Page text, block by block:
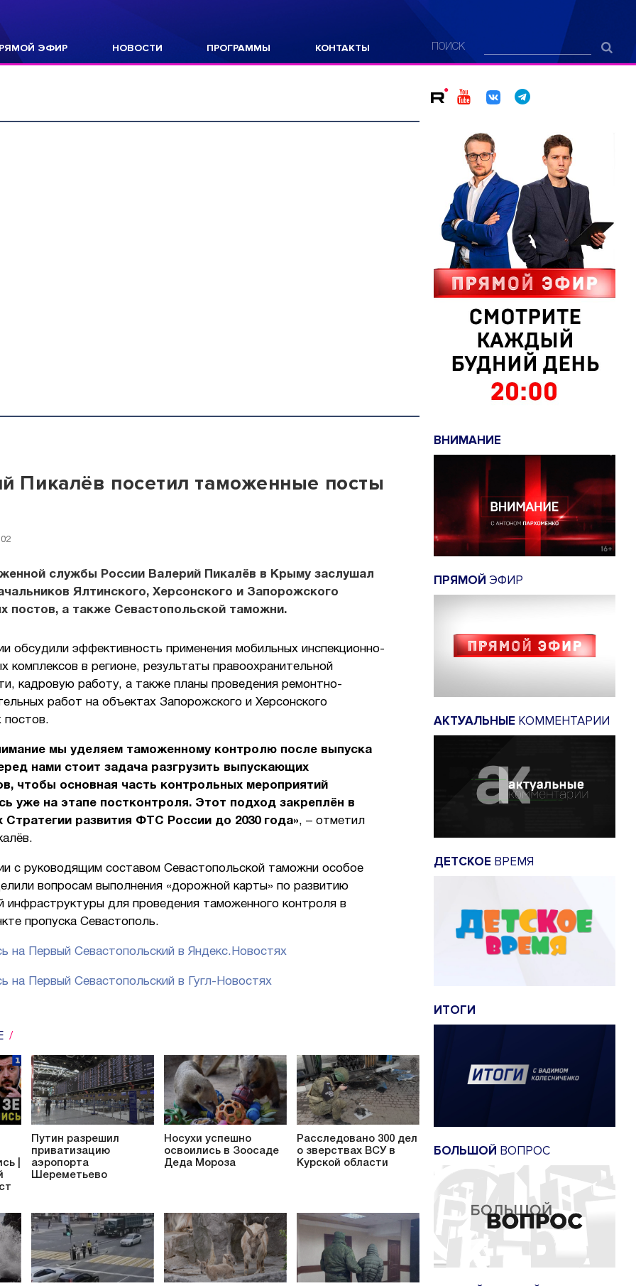
ЭФИР НОВОСТИ ПРОГРАММЫ КОНТАКТЫ ПОИСК
Пикалёв посетил таможенные посты
службы России Валерий Пикалёв в Крыму заслушал
Ялтинского, Херсонского и Запорожского
постов, а также Севастопольской таможни.
обсудили эффективность применения мобильных инспекционно-
комплексов в регионе, результаты правоохранительной
кадровую работу, а также планы проведения ремонтно-
работ на объектах Запорожского и Херсонского
постов.
мы уделяем таможенному контролю после выпуска
нами стоит задача разгрузить выпускающих
чтобы основная часть контрольных мероприятий
уже на этапе постконтроля. Этот подход закреплён в
Стратегии развития ФТС России до 2030 года», – отметил
с руководящим составом Севастопольской таможни особое
вопросам выполнения «дорожной карты» по развитию
инфраструктуры для проведения таможенного контроля в
пропуска Севастополь.
на Первый Севастопольский в Яндекс.Новостях
на Первый Севастопольский в Гугл-Новостях
|
Путин разрешил
приватизацию
аэропорта
Шереметьево
Носухи успешно
освоились в Зоосаде
Деда Мороза
Расследовано 300 дел
о зверствах ВСУ в
Курской области
ВНИМАНИЕ
ПРЯМОЙ ЭФИР
АКТУАЛЬНЫЕ КОММЕНТАРИИ
ДЕТСКОЕ ВРЕМЯ
ИТОГИ
БОЛЬШОЙ ВОПРОС